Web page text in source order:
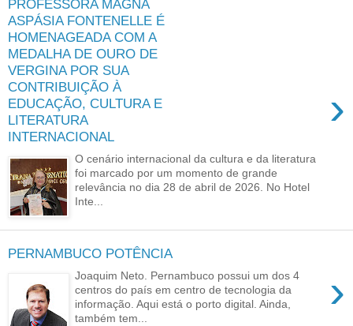
PROFESSORA MAGNA
ASPÁSIA FONTENELLE É
HOMENAGEADA COM A
MEDALHA DE OURO DE
VERGINA POR SUA
CONTRIBUIÇÃO À
EDUCAÇÃO, CULTURA E
LITERATURA
INTERNACIONAL
›
O cenário internacional da cultura e da literatura
foi marcado por um momento de grande
relevância no dia 28 de abril de 2026. No Hotel
Inte...
PERNAMBUCO POTÊNCIA
›
Joaquim Neto. Pernambuco possui um dos 4
centros do país em centro de tecnologia da
informação. Aqui está o porto digital. Ainda,
também tem...